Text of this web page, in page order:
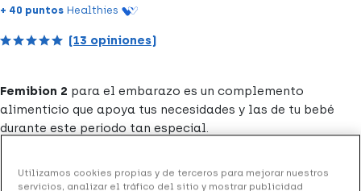
+ 40 puntos Healthies
(13 opiniones)
Femibion 2 para el embarazo es un complemento
alimenticio que apoya tus necesidades y las de tu bebé
durante este periodo tan especial.
Utilizamos cookies propias y de terceros para mejorar nuestros
servicios, analizar el tráfico del sitio y mostrar publicidad